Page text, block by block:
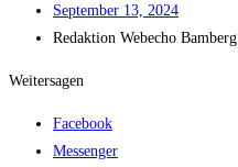
Sep­tem­ber 13, 2024
Redak­ti­on Web­echo Bamberg
Weitersagen
Facebook
Messenger